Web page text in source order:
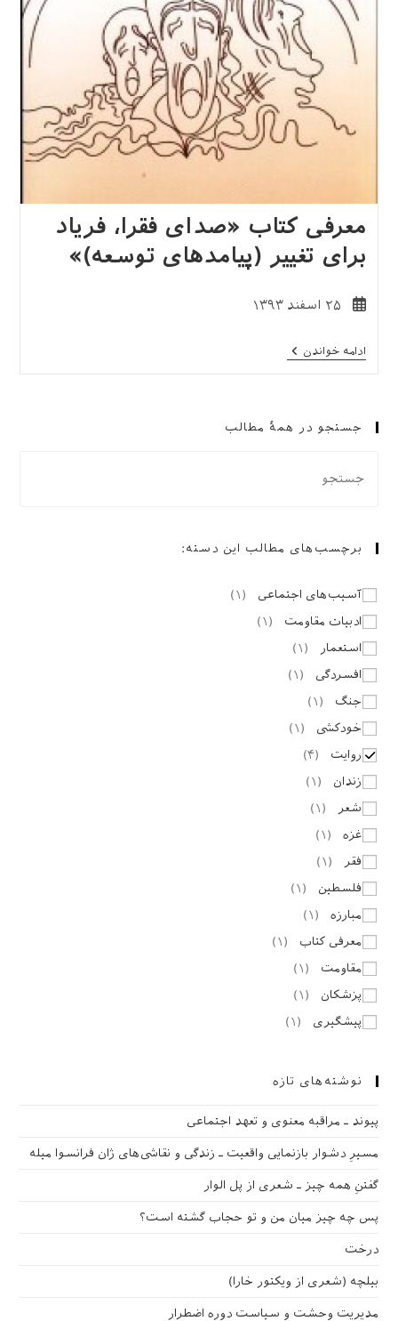
معرفی کتاب «صدای فقرا، فرياد
برای تغيير (پيامدهای توسعه)»
نوشته
است:
۲۵ اسفند ۱۳۹۳
ادامه خواندنمعرفی
برای
تغيير
جستجو در همهٔ مطالب
برچسب‌های مطالب این دسته:
آسیب‌های اجتماعی ( ۱ )
ادبیات مقاومت
( ۱ )
استعمار
( ۱ )
افسردگی
( ۱ )
جنگ
( ۱ )
خودکشی
( ۱ )
روایت
(۴)
زندان
( ۱ )
شعر
( ۱ )
غزه
( ۱ )
فقر
( ۱ )
فلسطین
( ۱ )
مبارزه
( ۱ )
معرفی کتاب
( ۱ )
مقاومت
( ۱ )
پزشکان
( ۱ )
پیشگیری
( ۱ )
نوشته‌های تازه
پیوند ـ مراقبه‌ معنوی و تعهد اجتماعی
مسیرِ دشوار بازنمایی واقعیت ـ زندگی و نقاشی‌های ژان فرانسوا میله
گفتنِ همه چیز ـ شعری از پل الوار
پس چه چیز میان من و تو حجاب گشته است؟
درخت
بیلچه (شعری از ویکتور خارا)
مدیریت وحشت و سیاست دوره اضطرار